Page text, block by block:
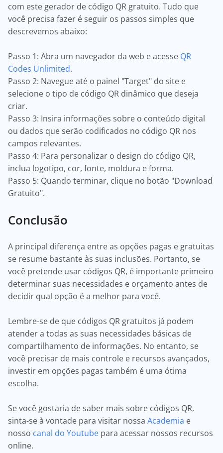
com este gerador de código QR gratuito. Tudo que
você precisa fazer é seguir os passos simples que
descrevemos abaixo:
Passo 1: Abra um navegador da web e acesse QR
Codes Unlimited.
Passo 2: Navegue até o painel "Target" do site e
selecione o tipo de código QR dinâmico que deseja
criar.
Passo 3: Insira informações sobre o conteúdo digital
ou dados que serão codificados no código QR nos
campos relevantes.
Passo 4: Para personalizar o design do código QR,
inclua logotipo, cor, fonte, moldura e forma.
Passo 5: Quando terminar, clique no botão "Download
Gratuito".
Conclusão
A principal diferença entre as opções pagas e gratuitas
se resume bastante às suas inclusões. Portanto, se
você pretende usar códigos QR, é importante primeiro
determinar suas necessidades e orçamento antes de
decidir qual opção é a melhor para você.
Lembre-se de que códigos QR gratuitos já podem
atender a todas as suas necessidades básicas de
compartilhamento de informações. No entanto, se
você precisar de mais controle e recursos avançados,
investir em opções pagas também é uma ótima
escolha.
Se você gostaria de saber mais sobre códigos QR,
sinta-se à vontade para visitar nossa Academia e
nosso canal do Youtube para acessar nossos recursos
online.